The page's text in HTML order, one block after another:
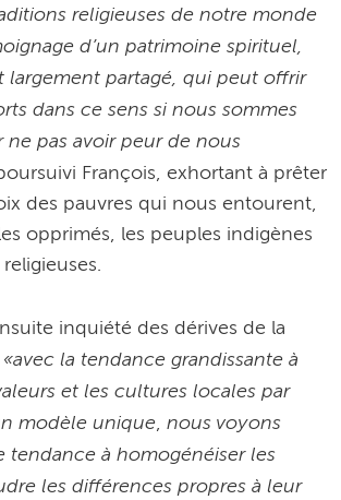
religieuses de notre monde
d’un patrimoine spirituel,
largement partagé, qui peut offrir
dans ce sens si nous sommes
ne pas avoir peur de nous
François, exhortant à prêter
des pauvres qui nous entourent,
opprimés, les peuples indigènes
inquiété des dérives de la
«avec la tendance grandissante à
et les cultures locales par
modèle unique, nous voyons
tendance à homogénéiser les
les différences propres à leur